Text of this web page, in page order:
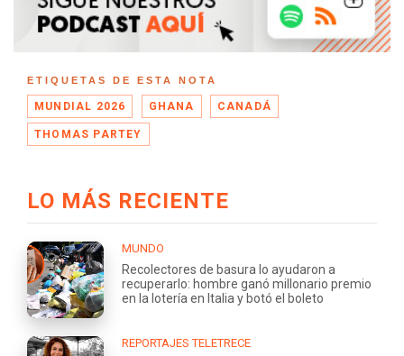
ETIQUETAS DE ESTA NOTA
MUNDIAL 2026 GHANA CANADÁ
THOMAS PARTEY
LO MÁS RECIENTE
MUNDO
Recolectores de basura lo ayudaron a
recuperarlo: hombre ganó millonario premio
en la lotería en Italia y botó el boleto
REPORTAJES TELETRECE